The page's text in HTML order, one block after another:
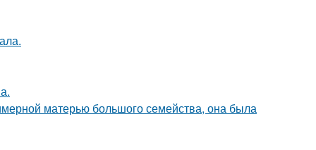
матерью большого семейства, она была